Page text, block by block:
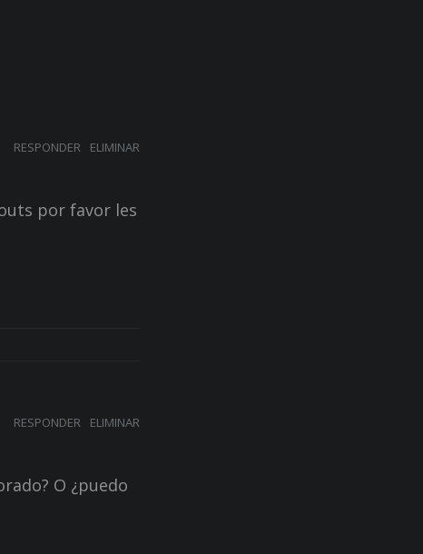
por favor les
RESPONDER ELIMINAR
O ¿puedo
RESPONDER ELIMINAR